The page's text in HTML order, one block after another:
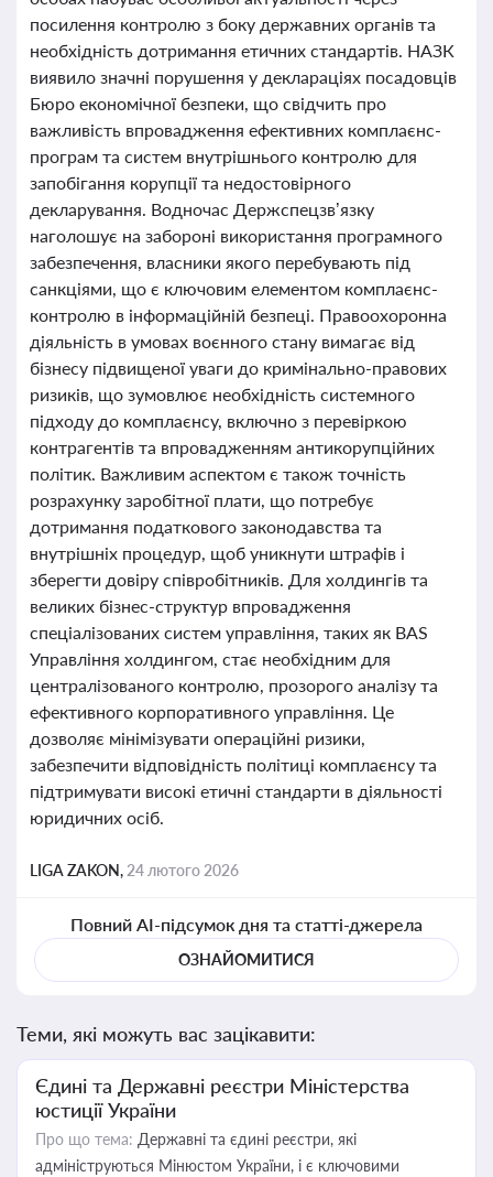
посилення контролю з боку державних органів та
необхідність дотримання етичних стандартів. НАЗК
виявило значні порушення у деклараціях посадовців
Бюро економічної безпеки, що свідчить про
важливість впровадження ефективних комплаєнс-
програм та систем внутрішнього контролю для
запобігання корупції та недостовірного
декларування. Водночас Держспецзв’язку
наголошує на забороні використання програмного
забезпечення, власники якого перебувають під
санкціями, що є ключовим елементом комплаєнс-
контролю в інформаційній безпеці. Правоохоронна
діяльність в умовах воєнного стану вимагає від
бізнесу підвищеної уваги до кримінально-правових
ризиків, що зумовлює необхідність системного
підходу до комплаєнсу, включно з перевіркою
контрагентів та впровадженням антикорупційних
політик. Важливим аспектом є також точність
розрахунку заробітної плати, що потребує
дотримання податкового законодавства та
внутрішніх процедур, щоб уникнути штрафів і
зберегти довіру співробітників. Для холдингів та
великих бізнес-структур впровадження
спеціалізованих систем управління, таких як BAS
Управління холдингом, стає необхідним для
централізованого контролю, прозорого аналізу та
ефективного корпоративного управління. Це
дозволяє мінімізувати операційні ризики,
забезпечити відповідність політиці комплаєнсу та
підтримувати високі етичні стандарти в діяльності
юридичних осіб.
LIGA ZAKON, 24 лютого 2026
Повний AI-підсумок дня та статті-джерела
ОЗНАЙОМИТИСЯ
Теми, які можуть вас зацікавити:
Єдині та Державні реєстри Міністерства
юстиції України
Про що тема: Державні та єдині реєстри, які
адмініструються Мінюстом України, і є ключовими